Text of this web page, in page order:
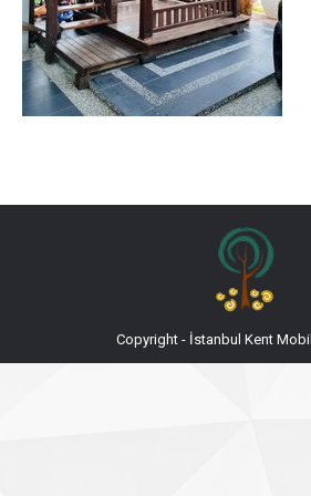
Copyright - İstanbul Kent